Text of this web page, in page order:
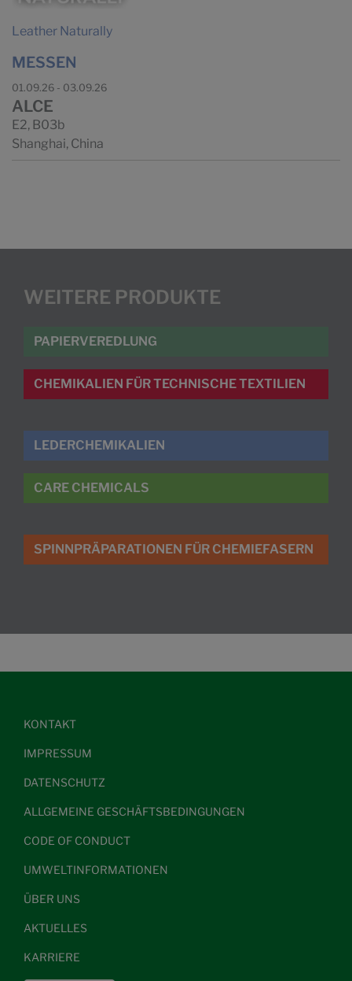
Leather Naturally
MESSEN
01.09.26 - 03.09.26
ALCE
E2, B03b
Shanghai, China
WEITERE PRODUKTE
PAPIERVEREDLUNG
CHEMIKALIEN FÜR TECHNISCHE TEXTILIEN
LEDERCHEMIKALIEN
CARE CHEMICALS
SPINNPRÄPARATIONEN FÜR CHEMIEFASERN
KONTAKT
IMPRESSUM
DATENSCHUTZ
ALLGEMEINE GESCHÄFTSBEDINGUNGEN
CODE OF CONDUCT
UMWELTINFORMATIONEN
ÜBER UNS
AKTUELLES
KARRIERE